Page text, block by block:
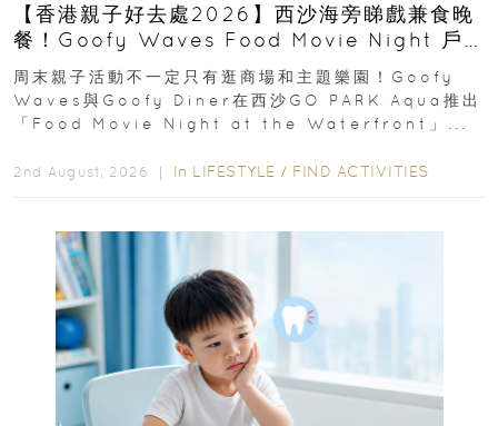
【香港親子好去處2026】西沙海旁睇戲兼食晚
餐！Goofy Waves Food Movie Night 戶
外影院逢週末登場
周末親子活動不一定只有逛商場和主題樂園！Goofy
Waves與Goofy Diner在西沙GO PARK Aqua推出
「Food Movie Night at the Waterfront」...
2nd August, 2026 ｜ In LIFESTYLE / FIND ACTIVITIES